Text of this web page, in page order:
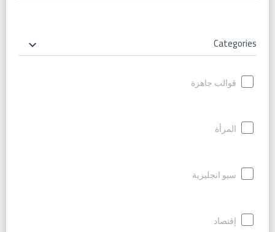
Categories
keyboard_arrow_down
قوالب جاهزة
المرأة
سيو انجليزية
إقتصاد